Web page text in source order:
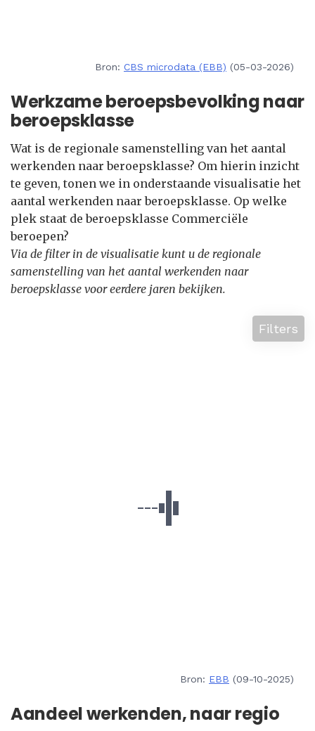
Bron: CBS microdata (EBB) (05-03-2026)
Werkzame beroepsbevolking naar
beroepsklasse
Wat is de regionale samenstelling van het aantal
werkenden naar beroepsklasse? Om hierin inzicht
te geven, tonen we in onderstaande visualisatie het
aantal werkenden naar beroepsklasse. Op welke
plek staat de beroepsklasse Commerciële
beroepen?
Via de filter in de visualisatie kunt u de regionale
samenstelling van het aantal werkenden naar
beroepsklasse voor eerdere jaren bekijken.
Filters
Bron: EBB (09-10-2025)
Aandeel werkenden, naar regio